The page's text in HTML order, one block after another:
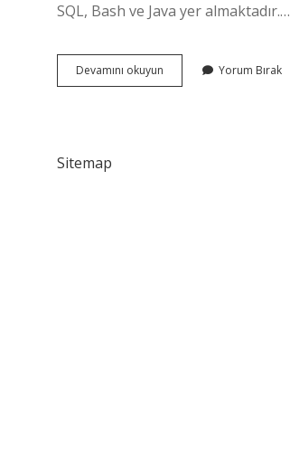
SQL, Bash ve Java yer almaktadır.…
Devamını okuyun
Güvenlik
Yorum Bırak
Sitemap